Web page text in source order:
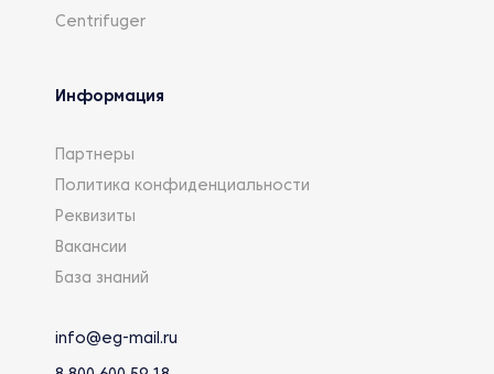
Centrifuger
Информация
Партнеры
Политика конфиденциальности
Реквизиты
Вакансии
База знаний
info@eg-mail.ru